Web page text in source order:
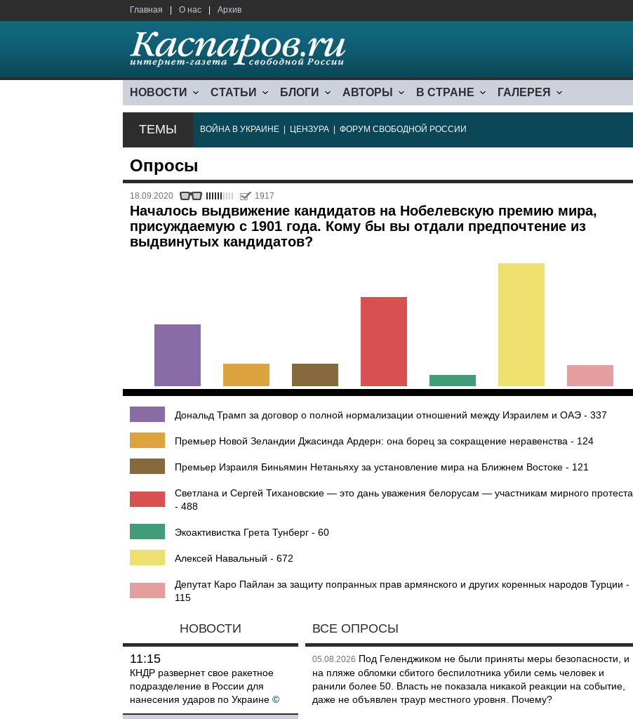
Главная О нас Архив
НОВОСТИ СТАТЬИ БЛОГИ АВТОРЫ В СТРАНЕ ГАЛЕРЕЯ
ТЕМЫ ВОЙНА В УКРАИНЕ ЦЕНЗУРА ФОРУМ СВОБОДНОЙ РОССИИ
Опросы
18.09.2020 1917
Началось выдвижение кандидатов на Нобелевскую премию мира,
присуждаемую с 1901 года. Кому бы вы отдали предпочтение из
выдвинутых кандидатов?
Дональд Трамп за договор о полной нормализации отношений между Израилем и ОАЭ - 337
Премьер Новой Зеландии Джасинда Ардерн: она борец за сокращение неравенства - 124
Премьер Израиля Биньямин Нетаньяху за установление мира на Ближнем Востоке - 121
Светлана и Сергей Тихановские — это дань уважения белорусам — участникам мирного протеста
- 488
Экоактивистка Грета Тунберг - 60
Алексей Навальный - 672
Депутат Каро Пайлан за защиту попранных прав армянского и других коренных народов Турции -
115
НОВОСТИ
11:15
КНДР развернет свое ракетное
подразделение в России для
нанесения ударов по Украине ©
ВСЕ ОПРОСЫ
05.08.2026 Под Геленджиком не были приняты меры безопасности, и
на пляже обломки сбитого беспилотника убили семь человек и
ранили более 50. Власть не показала никакой реакции на событие,
даже не объявлен траур местного уровня. Почему?